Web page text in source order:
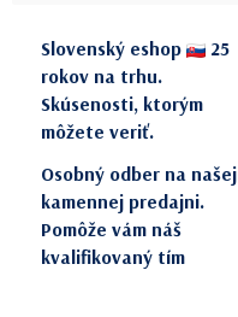
Slovenský eshop
25
rokov na trhu.
Skúsenosti, ktorým
môžete veriť.
Osobný odber na našej
kamennej predajni.
Pomôže vám náš
kvalifikovaný tím